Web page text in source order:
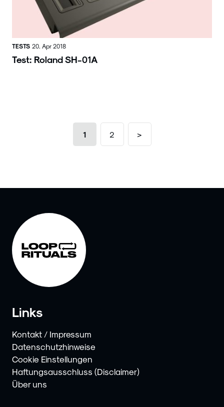
TESTS 20. Apr 2018
Test: Roland SH-01A
1 2 >
Links
Kontakt / Impressum
Datenschutzhinweise
Cookie Einstellungen
Haftungsausschluss (Disclaimer)
Über uns